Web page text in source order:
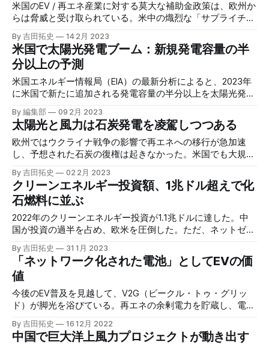
米国のEV / 再エネ産業に対する莫大な補助金政策は、欧州か
らは脅威と受け取られている。米中の熾烈な「サプライチェ
ーン囲い込み競争」は、日本を含む「その他の勢力」に強い
圧力を掛けているようだ。
By 吉田拓史 14 2月 2023
米国で太陽光発電ブーム：新規発電容量の半
分以上の予測
米国エネルギー情報局（EIA）の最新分析によると、2023年
に米国で新たに追加される発電容量の半分以上を太陽光発電
が占めることになる。バイデン政権の補助金政策は再エネ導
入の追い風になりそうだ。
By 編集部 09 2月 2023
太陽光と風力は石炭発電を凌駕しつつある
欧州ではウクライナ戦争の影響で再エネへの移行が急加速
し、予想された石炭の復権は起きなかった。米国でも大規模
なインセンティブが、再エネが石炭に取って代わるのを促し
ている。
By 吉田拓史 02 2月 2023
クリーンエネルギー投資額、1兆ドル超えで化
石燃料に並ぶ
2022年のクリーンエネルギー投資が1.1兆ドルに達した。中
国が投資の過半を占め、欧米を圧倒した。ただ、ネットゼロ
達成には現状の3倍の投資額が必要だとされる。
By 吉田拓史 31 1月 2023
「ネットワーク化された電池」としてEVの価
値
今後のEV普及を見越して、V2G（ビークル・トゥ・グリッ
ド）が脚光を浴びている。再エネの余剰電力を貯蔵し、電力
システムが受給を調整するのを支援する「電池ネットワー
ク」はいずれ当たり前になるかもしれない。
By 吉田拓史 16 12月 2022
中国で巨大洋上風力プロジェクトが動き出す